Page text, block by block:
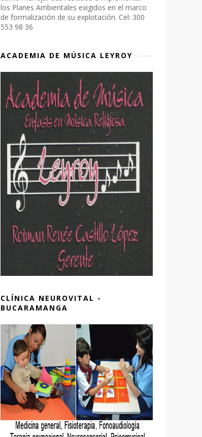
los Planes Ambientales exigidos en el marco
de formalización de su explotación. Cel: 300
553 98 36
ACADEMIA DE MÚSICA LEYROY
CLÍNICA NEUROVITAL -
BUCARAMANGA